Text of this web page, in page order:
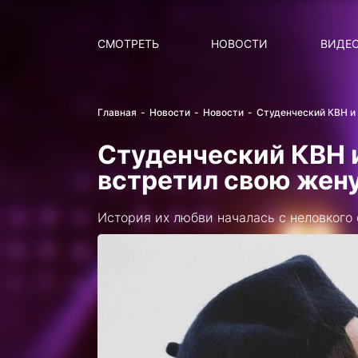
СМОТРЕТЬ НОВОСТИ
Главная Новости Новости Студенческий КВН
Студенческий КВН
встретил свою
История их любви началась с неловкого